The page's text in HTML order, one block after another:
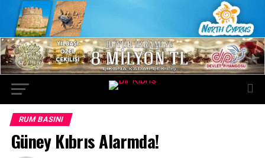
RUM BASINI
Güney Kıbrıs Alarmda!